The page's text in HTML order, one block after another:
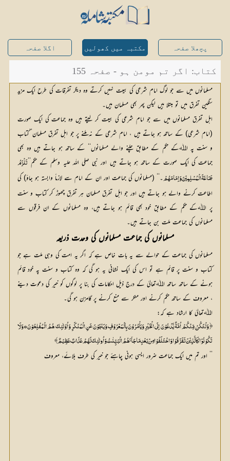
پچھلا صفحہ مکتبہ میں کھولیں اگلا صفحہ
کتاب: اگر تم مومن ہو - صفحہ 155
مسلمانوں میں سے جو لوگ امام شرعی کی بیعت نہیں کرتے وہ دیگر تفرقات کی طرح ایک مزید
سنگین تفرق میں تو مبتلا ہیں لیکن پھر بھی مسلمان ہیں۔
اہل تفرق مسلمانوں میں سے جو امام شرعی کی بیعت کر لیتے ہیں وہ جماعت کی ایک صورت
(امام شرعی) کے ساتھ ہو جاتے ہیں ، امام شرعی کے نہ ملنے پر جو اہل تفرق مسلمان’’کتاب
و سنت پہ اﷲکے حکم کے مطابق چلنے والے مسلمانوں‘‘ کے ساتھ ہو جاتے ہیں وہ بھی
جماعت کی ایک صورت کے ساتھ ہو جاتے ہیں اور نبی صلی اللہ علیہ وسلم کے حکم’’
جَمَاعَۃَ الْمُسْلِمِیْنَ وَاِمَامَھُمْ
مسلمانوں کی جماعت ملت بن جاتے ہیں۔
مسلمانوں کی جماعت مسلمانوں کی وحدت ذریعہ
مسلمانوں کی جماعت کے حوالے سے یہ بات خاص ہے کہ اگر یہ امت کی وہی ملت ہے جو
کتاب و سنت پر قائم ہے تو اس کی ایک نشانی یہ ہو گی کہ وہ کتاب و سنت پہ خود قائم
ہونے کے ساتھ ساتھ اﷲتعالیٰ کے درج ذیل احکامات کی بنا پر لوگوں کو خیر کی دعوت دینے
، معروف کے ساتھ حکم کرنے اور منکر سے منع کرنے پر گامزن ہو گی۔
اﷲتعالیٰ کا ارشاد ہے کہ:
﴿ وَلْتَکُنْ مِّنْکُمْ اُمَّۃٌ یَّدْعُوْنَ اِلَی الْخَیْرِ وَیَاْمُرُوْنَ بِالْمَعْرُوْفِ وَیَنْھَوْنَ عَنِ الْمُنْکَرِ وَاُوْلٰئِکَ ھُمُ الْمُفْلِحُوْنَ o وَلَا
تَکُوْنُوْا کَالَّذِیْنَ تَفَرَّقُوْا وَاخْتَلَفُوْا مِنْ بَعْدِ مَاجَآئَ ھُمُ الْبَیِّنٰتُ وَاُولٰئِکَ لَھُمْ عَذَابٌ عَظِیْمٌ﴾
’’ اور تم میں ایک جماعت ضرور ایسی ہونی چاہئے جو خیر کی طرف بلائے، معروف